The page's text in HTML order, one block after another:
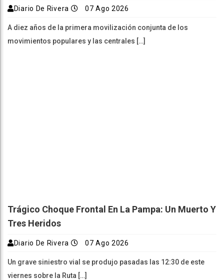
Diario De Rivera 07 Ago 2026
A diez años de la primera movilización conjunta de los
movimientos populares y las centrales […]
Trágico Choque Frontal En La Pampa: Un Muerto Y
Tres Heridos
Diario De Rivera 07 Ago 2026
Un grave siniestro vial se produjo pasadas las 12:30 de este
viernes sobre la Ruta […]